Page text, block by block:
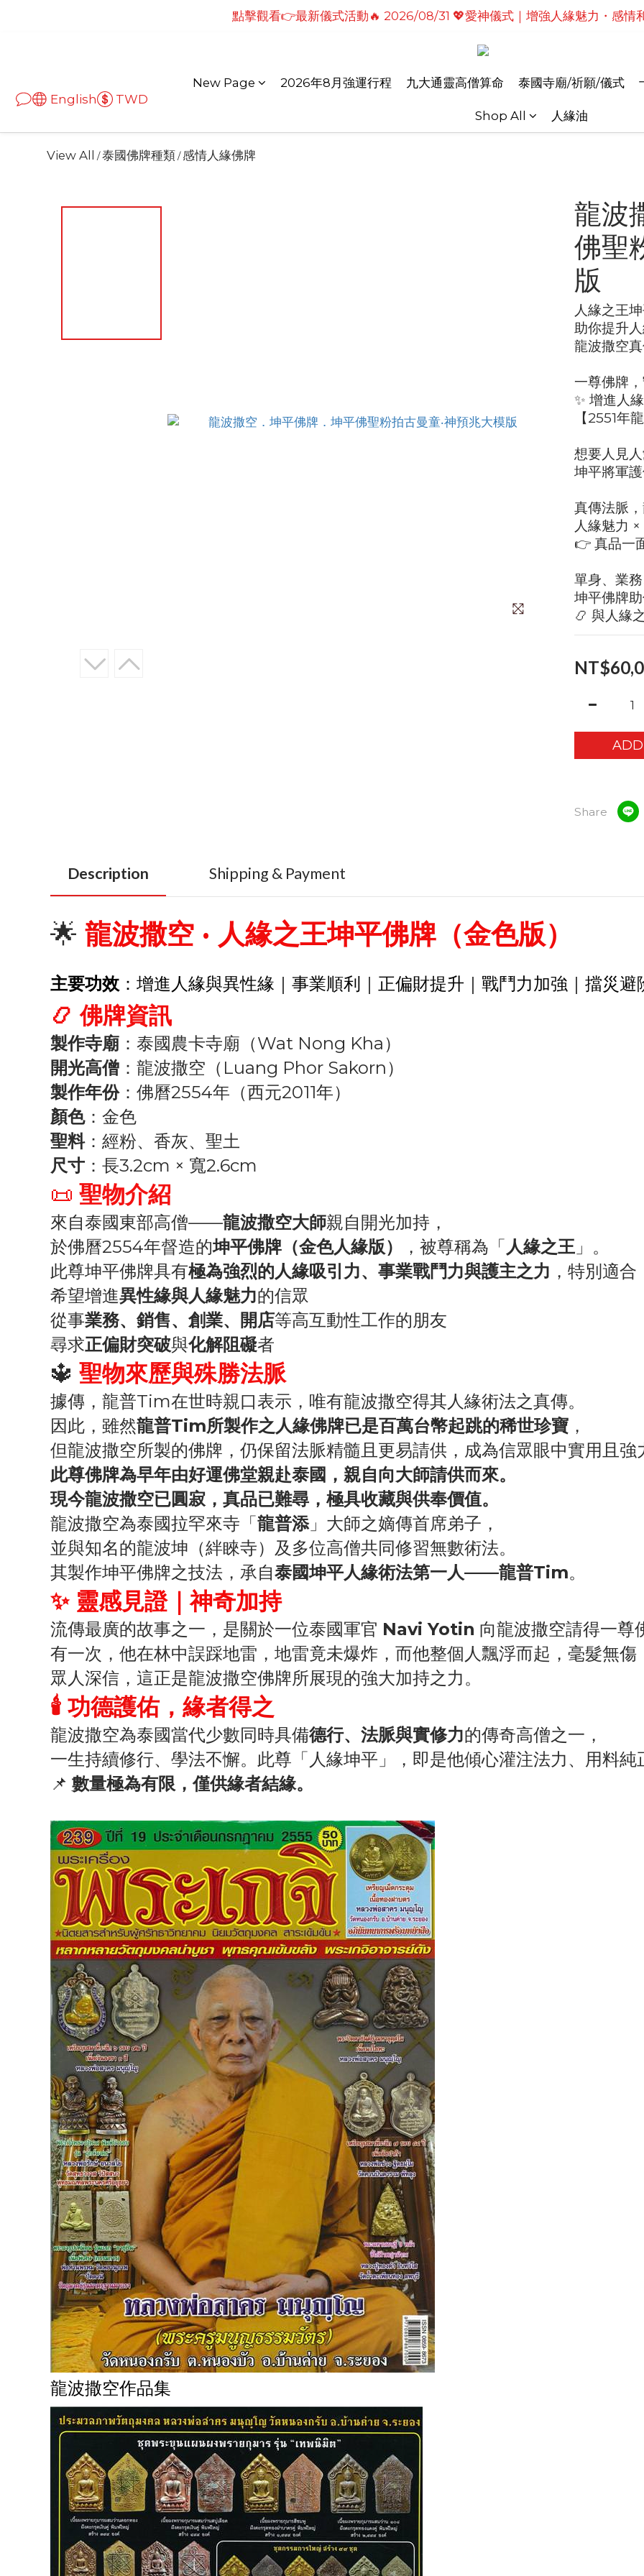
點擊觀看👉最新儀式活動🔥2026/08/19 💗2026七夕情定善緣桃花燈｜泰國
點擊觀看👉最新儀式活動🔥2026/08/19 💗2026七夕情定善緣桃花燈｜泰國
English TWD
New Page 2026年8月強運行程 九大通靈高僧算命 泰國寺廟/祈願/儀式
Shop All 人緣油
View All /泰國佛牌種類/感情人緣佛牌
龍波
佛聖
版
人緣之王
助你提升
龍波撒空
一尊佛牌，
✨ 增進人
【2551年
想要人見
坤平將軍
真傳法脈，
人緣魅力
👉 真品一
單身、業
坤平佛牌
📿 與人緣
Share
Description Shipping & Payment
🌟 龍波撒空 · 人緣之王坤平佛牌（金色版）
主要功效 ：增進人緣與異性緣｜事業順利｜正偏財提升｜戰鬥力加強｜擋災避
📿 佛牌資訊
製作寺廟 ：泰國農卡寺廟（Wat Nong Kha）
開光高僧 ：龍波撒空（Luang Phor Sakorn）
製作年份：佛曆2554年（西元2011年）
顏色：金色
聖料：經粉、香灰、聖土
尺寸 ：長3.2cm × 寬2.6cm
📜 聖物介紹
來自泰國東部高僧——龍波撒空大師親自開光加持，
於佛曆2554年督造的坤平佛牌（金色人緣版） ，被尊稱為「人緣之王 」。
此尊坤平佛牌具有極為強烈的人緣吸引力、事業戰鬥力與護主之力 ，特別適合
希望增進異性緣與人緣魅力的信眾
從事業務、銷售、創業、開店等高互動性工作的朋友
尋求正偏財突破與化解阻礙者
🔱 聖物來歷與殊勝法脈
據傳，龍普Tim在世時親口表示，唯有龍波撒空得其人緣術法之真傳。
因此，雖然龍普Tim所製作之人緣佛牌已是百萬台幣起跳的稀世珍寶 ，
但龍波撒空所製的佛牌，仍保留法脈精髓且更易請供，成為信眾眼中實用且強
此尊佛牌為早年由好運佛堂親赴泰國，親自向大師請供而來。
現今龍波撒空已圓寂，真品已難尋，極具收藏與供奉價值。
龍波撒空為泰國拉罕來寺「龍普添」大師之嫡傳首席弟子，
並與知名的龍波坤（絆睞寺）及多位高僧共同修習無數術法。
其製作坤平佛牌之技法，承自泰國坤平人緣術法第一人——龍普Tim。
✨ 靈感見證｜神奇加持
流傳最廣的故事之一，是關於一位泰國軍官 Navi Yotin 向龍波撒空請得一尊
有一次，他在林中誤踩地雷，地雷竟未爆炸，而他整個人飄浮而起，毫髮無傷
眾人深信，這正是龍波撒空佛牌所展現的強大加持之力。
🕯 功德護佑，緣者得之
龍波撒空為泰國當代少數同時具備德行、法脈與實修力的傳奇高僧之一，
一生持續修行、學法不懈。此尊「人緣坤平」，即是他傾心灌注法力、用料純
📌 數量極為有限，僅供緣者結緣。
龍波撒空作品集